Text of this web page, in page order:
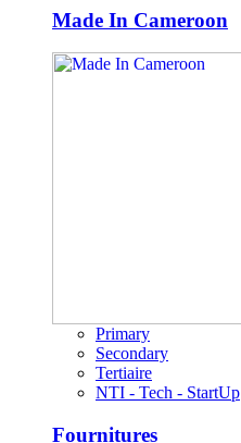
Made In Cameroon
Primary
Secondary
Tertiaire
NTI - Tech - StartUp
Fournitures